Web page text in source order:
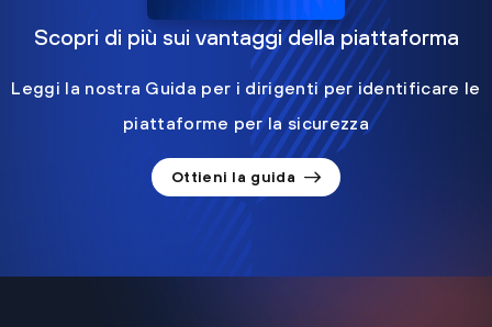
Scopri di più sui vantaggi della piattaforma
Leggi la nostra Guida per i dirigenti per identificare le
piattaforme per la sicurezza
Ottieni la guida